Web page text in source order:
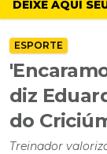
DEIXE AQUI
ESPORTE
diz
do
Treinador